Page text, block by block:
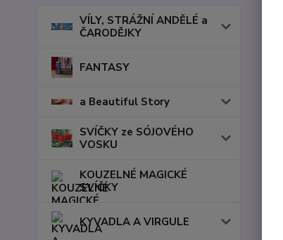
VÍLY, STRÁŽNÍ ANDĚLÉ a
ČARODĚJKY
FANTASY
a Beautiful Story
SVÍČKY ze SÓJOVÉHO
VOSKU
KOUZELNÉ MAGICKÉ
SVÍČKY
KYVADLA A VIRGULE